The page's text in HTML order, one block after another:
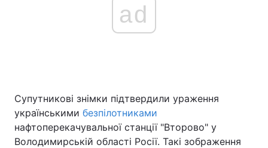
ad
Супутникові знімки підтвердили ураження
українськими безпілотниками
нафтоперекачувальної станції "Второво" у
Володимирській області Росії. Такі зображення